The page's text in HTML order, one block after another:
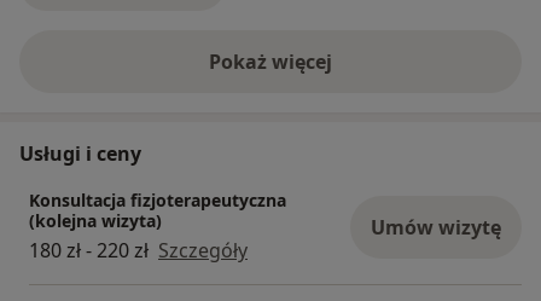
Pokaż więcejo doświadczeniu
Usługi i ceny
Konsultacja fizjoterapeutyczna
(kolejna wizyta)
180 zł - 220 zł Szczegóły
Umów wizytę